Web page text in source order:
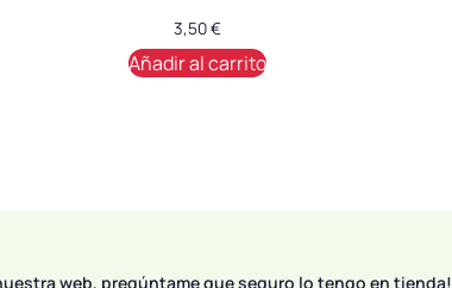
3,50€
Añadir al carrito
web, pregúntame que seguro lo tengo en tienda!